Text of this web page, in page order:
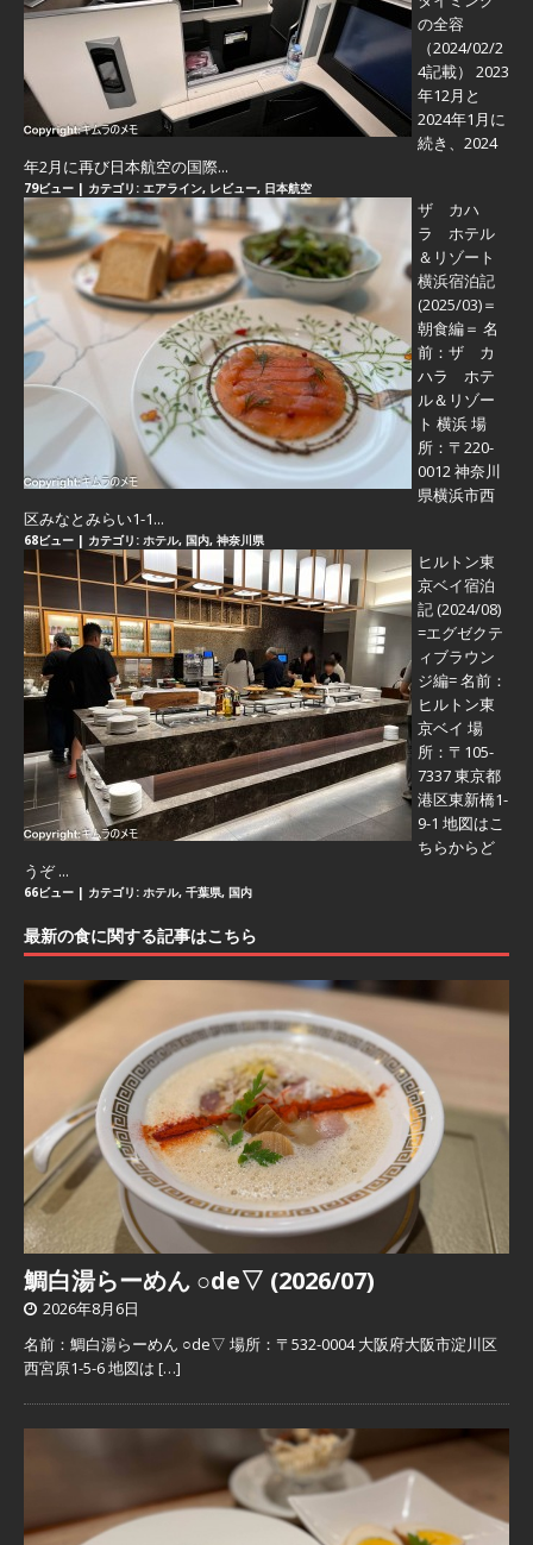
の全容
（2024/02/2
4記載） 2023
年12月と
2024年1月に
続き、2024
年2月に再び日本航空の国際...
79ビュー | カテゴリ: エアライン, レビュー, 日本航空
ザ カハ
ラ ホテル
＆リゾート
横浜宿泊記
(2025/03)＝
朝食編＝ 名
前：ザ カ
ハラ ホテ
ル＆リゾー
ト 横浜 場
所：〒220-
0012 神奈川
県横浜市西
区みなとみらい1-1...
68ビュー | カテゴリ: ホテル, 国内, 神奈川県
ヒルトン東
京ベイ宿泊
記 (2024/08)
=エグゼクテ
ィブラウン
ジ編=名前：
ヒルトン東
京ベイ 場
所：〒105-
7337 東京都
港区東新橋1-
9-1 地図はこ
ちらからど
うぞ ...
66ビュー | カテゴリ: ホテル, 千葉県, 国内
最新の食に関する記事はこちら
鯛白湯らーめん ○de▽ (2026/07)
2026年8月6日
名前：鯛白湯らーめん ○de▽ 場所：〒532-0004 大阪府大阪市淀川区
西宮原1-5-6 地図は […]